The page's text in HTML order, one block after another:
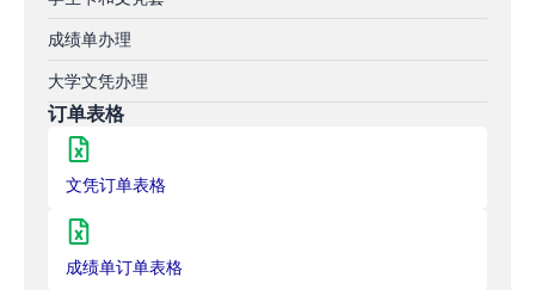
成绩单办理
大学文凭办理
订单表格
文凭订单表格
成绩单订单表格